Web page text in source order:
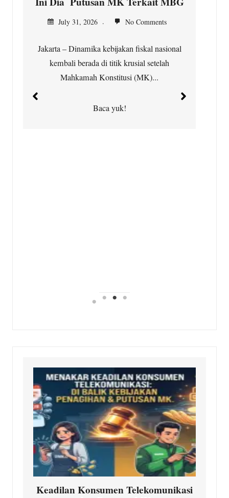
July 31, 2026 No Comments
Jakarta – Dinamika kebijakan fiskal nasional
kembali berada di titik krusial setelah
Mahkamah Konstitusi (MK)...
Baca yuk!
Keadilan Konsumen Telekomunikasi